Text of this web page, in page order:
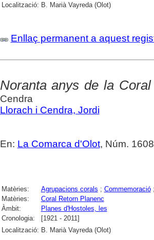
Localització: B. Marià Vayreda (Olot)
Enllaç permanent a aquest
Noranta anys de la
Cendra
Llorach i Cendra, Jordi
En: La Comarca d'Olot, Núm.
Matèries: Agrupacions corals ; Commemoració
Matèries:
Coral Retorn Planenc
Àmbit:
Planes d'Hostoles, les
Cronologia:
[1921 - 2011]
Localització: B. Marià Vayreda (Olot)